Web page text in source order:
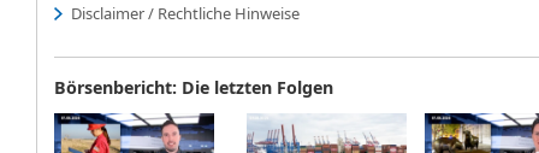
Disclaimer / Rechtliche Hinweise
Börsenbericht: Die letzten Folgen